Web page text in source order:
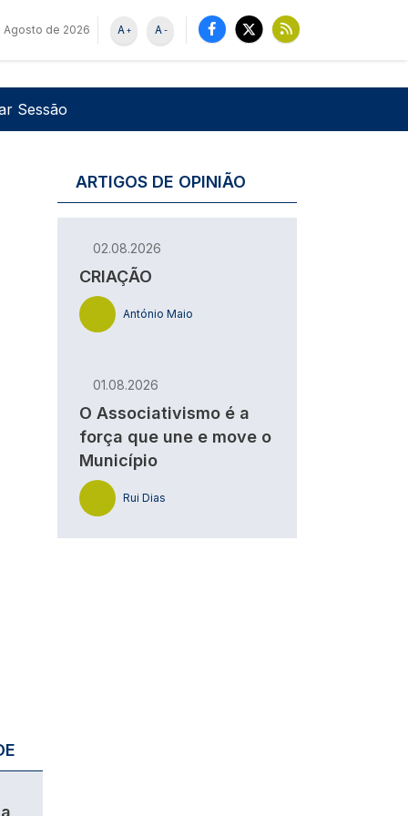
Agosto de 2026 -
A
+
A
de utilizador
Sessão
ARTIGOS DE OPINIÃO
02.08.2026
CRIAÇÃO
António Maio
01.08.2026
O Associativismo é a
força que une e move o
Município
Rui Dias